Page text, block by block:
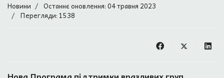
Новини
Останнє оновлення: 04 травня 2023
Перегляди: 1538